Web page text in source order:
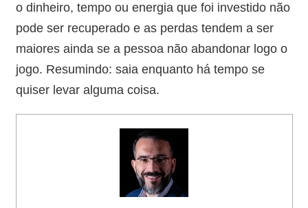
o dinheiro, tempo ou energia que foi investido não
pode ser recuperado e as perdas tendem a ser
maiores ainda se a pessoa não abandonar logo o
jogo. Resumindo: saia enquanto há tempo se
quiser levar alguma coisa.